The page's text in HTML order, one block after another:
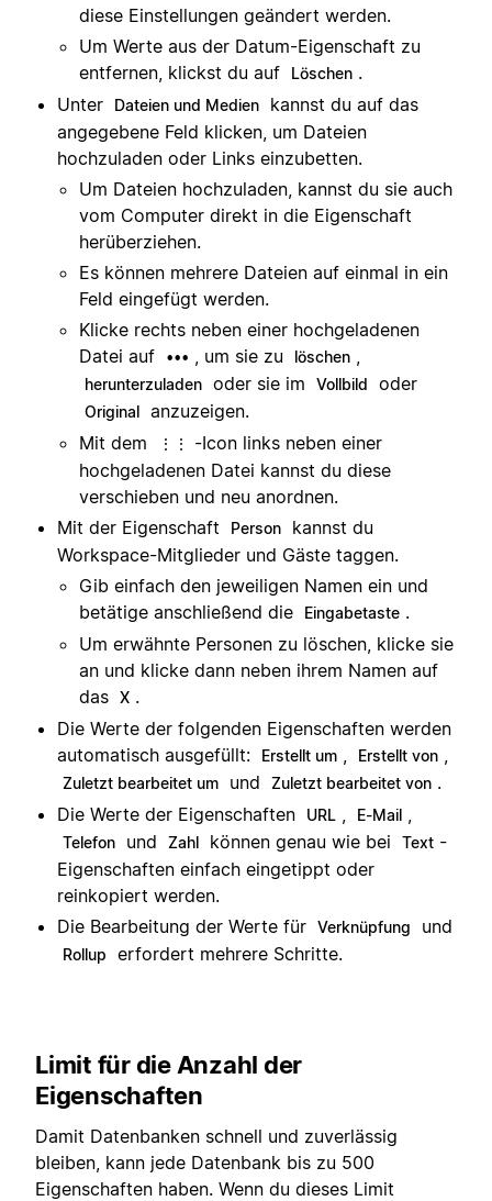
diese Einstellungen geändert werden.
Um Werte aus der Datum-Eigenschaft zu
entfernen, klickst du auf
Löschen .
Unter
Dateien und Medien
kannst du auf das
angegebene Feld klicken, um Dateien
hochzuladen oder Links einzubetten.
Um Dateien hochzuladen, kannst du sie auch
vom Computer direkt in die Eigenschaft
herüberziehen.
Es können mehrere Dateien auf einmal in ein
Feld eingefügt werden.
Klicke rechts neben einer hochgeladenen
Datei auf
••• , um sie zu löschen
herunterzuladen oder sie im Vollbild oder
Original anzuzeigen.
Mit dem
⋮⋮
-Icon links neben einer
hochgeladenen Datei kannst du diese
verschieben und neu anordnen.
Mit der Eigenschaft
Person
kannst du
Workspace-Mitglieder und Gäste taggen.
Gib einfach den jeweiligen Namen ein und
betätige anschließend die
Eingabetaste .
Um erwähnte Personen zu löschen, klicke sie
an und klicke dann neben ihrem Namen auf
das X .
Die Werte der folgenden Eigenschaften werden
automatisch ausgefüllt:
Erstellt um Erstellt von
Zuletzt bearbeitet um und Zuletzt bearbeitet von .
Die Werte der Eigenschaften
URL E-Mail
Telefon und Zahl können genau wie bei Text -
Eigenschaften einfach eingetippt oder
reinkopiert werden.
Die Bearbeitung der Werte für Verknüpfung und
Rollup erfordert mehrere Schritte.
Limit für die Anzahl der
Eigenschaften
Damit Datenbanken schnell und zuverlässig
bleiben, kann jede Datenbank bis zu 500
Eigenschaften haben. Wenn du dieses Limit